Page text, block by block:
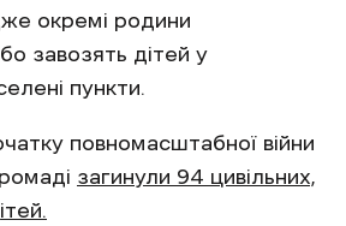
окремі родини
завозять дітей у
пункти.
повномасштабної війни
загинули 94 цивільних,